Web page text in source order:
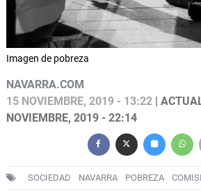
Imagen de pobreza
NAVARRA.COM
15 NOVIEMBRE, 2019 - 13:22 |
NOVIEMBRE, 2019 - 22:14
SOCIEDAD NAVARRA POBREZA